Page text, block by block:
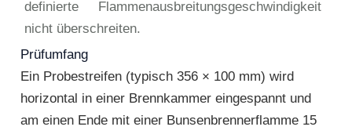
definierte Flammenausbreitungsgeschwindigkeit
nicht überschreiten.
Prüfumfang
Ein Probestreifen (typisch 356 × 100 mm) wird
horizontal in einer Brennkammer eingespannt und
am einen Ende mit einer Bunsenbrennerflamme 15